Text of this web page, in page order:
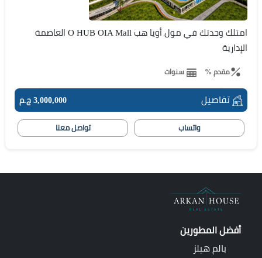
امتلك وحدتك في مول أويا هب O HUB OIA Mall العاصمة
الإدارية
مقدم % سنوات
تفاصيل 3,000,000 ج.م
واتساب تواصل معنا
أفضل المطورين
بالم هيلز